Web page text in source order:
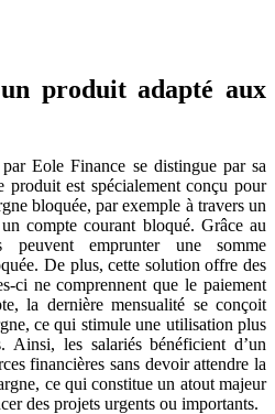
produit adapté aux
Eole Finance se distingue par sa
est spécialement conçu pour
bloquée, par exemple à travers un
compte courant bloqué. Grâce au
emprunter une somme
De plus, cette solution offre des
ci ne comprennent que le paiement
la dernière mensualité se conçoit
ce qui stimule une utilisation plus
Ainsi, les salariés bénéficient d’un
financières sans devoir attendre la
ce qui constitue un atout majeur
des projets urgents ou importants.